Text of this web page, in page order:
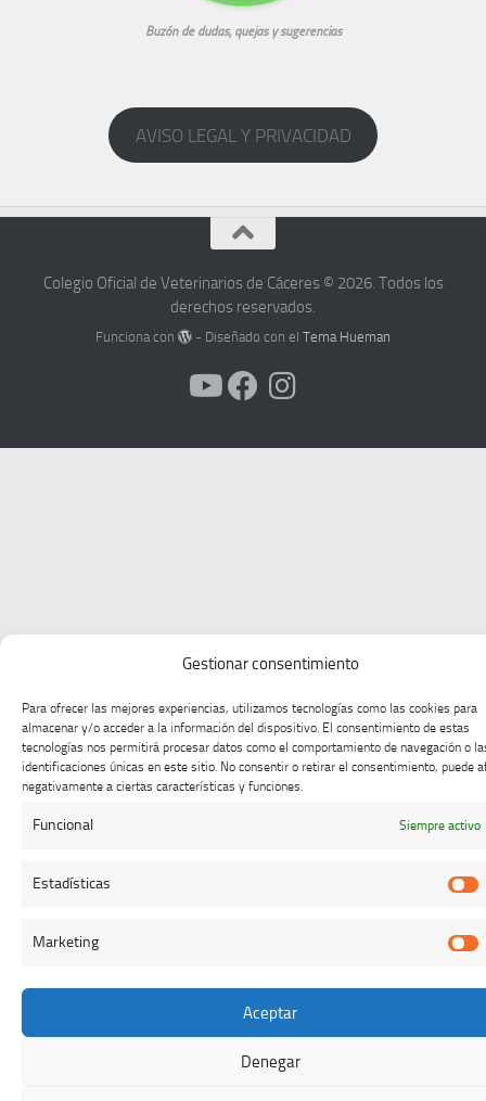
Gestionar consentimiento
Para ofrecer las mejores experiencias, utilizamos tecnologías como las cookies para
almacenar y/o acceder a la información del dispositivo. El consentimiento de estas
tecnologías nos permitirá procesar datos como el comportamiento de navegación o
identificaciones únicas en este sitio. No consentir o retirar el consentimiento, puede
negativamente a ciertas características y funciones.
Funcional Siempre activo
Estadísticas
Marketing
Aceptar
Denegar
Buzón de dudas, quejas y sugerencias
AVISO LEGAL Y PRIVACIDAD
Colegio Oficial de Veterinarios de Cáceres © 2026. Todos los
derechos reservados.
Funciona con - Diseñado con elTema Hueman